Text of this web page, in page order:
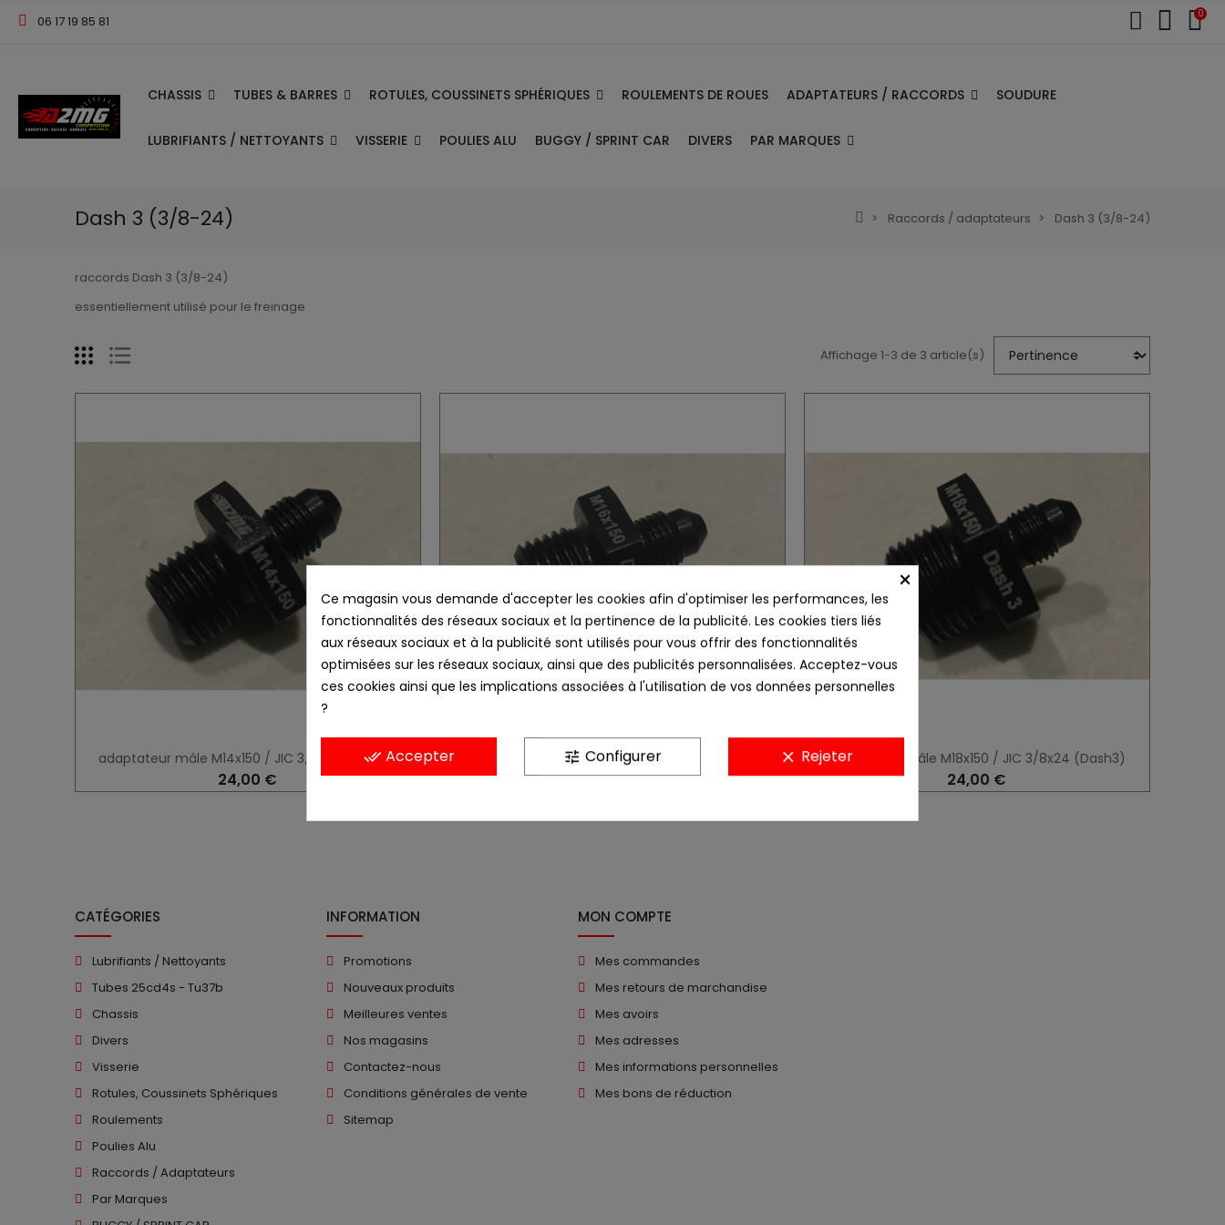
06 17 19 85 81 0
CHASSIS TUBES & BARRES ROTULES, COUSSINETS SPHÉRIQUES ROULEMENTS DE ROUES ADAPTATEURS / RACCORDS SOUDURE
LUBRIFIANTS / NETTOYANTS VISSERIE POULIES ALU BUGGY / SPRINT CAR DIVERS PAR MARQUES
Dash 3 (3/8-24) Raccords / adaptateurs Dash 3 (3/8-24)
raccords Dash 3 (3/8-24)
essentiellement utilisé pour le freinage
Affichage 1-3 de 3 article(s)
adaptateur mâle M14x150 / JIC 3/8x24 (Dash3)
24,00 €
adaptateur mâle M16x150 / JIC 3/8x24 (Dash3)
24,00 €
adaptateur mâle M18x150 / JIC 3/8x24 (Dash3)
24,00 €
CATÉGORIES
Lubrifiants / Nettoyants
Tubes 25cd4s - Tu37b
Chassis
Divers
Visserie
Rotules, Coussinets Sphériques
Roulements
Poulies Alu
Raccords / Adaptateurs
Par Marques
INFORMATION
Promotions
Nouveaux produits
Meilleures ventes
Nos magasins
Contactez-nous
Conditions générales de vente
Sitemap
MON COMPTE
Mes commandes
Mes retours de marchandise
Mes avoirs
Mes adresses
Mes informations personnelles
Mes bons de réduction
×
Ce magasin vous demande d'accepter les cookies afin d'optimiser les performances, les
fonctionnalités des réseaux sociaux et la pertinence de la publicité. Les cookies tiers liés
aux réseaux sociaux et à la publicité sont utilisés pour vous offrir des fonctionnalités
optimisées sur les réseaux sociaux, ainsi que des publicités personnalisées. Acceptez-vous
ces cookies ainsi que les implications associées à l'utilisation de vos données personnelles
?
done_all Accepter tune Configurer clear Rejeter